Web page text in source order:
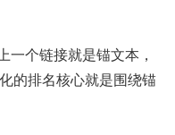
一个链接就是锚文本，
的排名核心就是围绕锚